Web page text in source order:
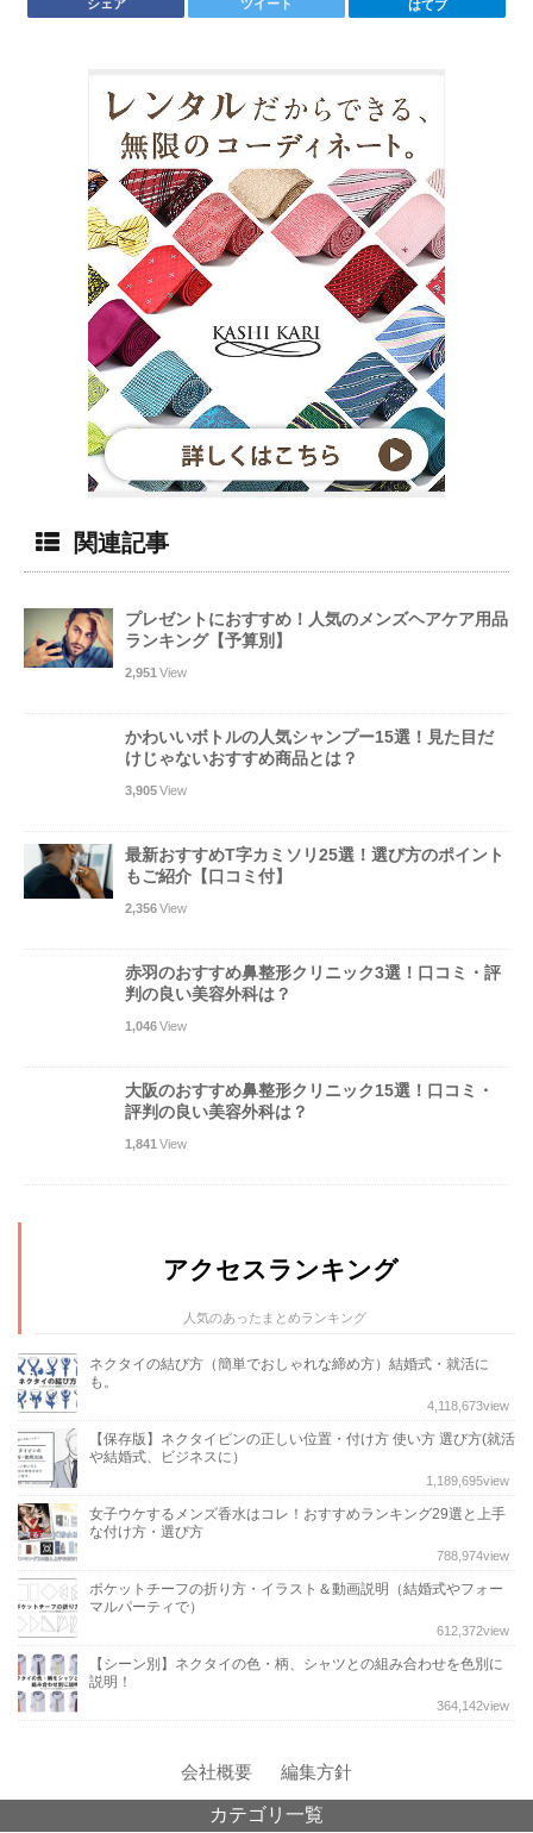
シェア ツイート はてブ
関連記事
プレゼントにおすすめ！人気のメンズヘアケア用品
ランキング【予算別】
2,951 View
かわいいボトルの人気シャンプー15選！見た目だ
けじゃないおすすめ商品とは？
3,905View
最新おすすめT字カミソリ25選！選び方のポイント
もご紹介【口コミ付】
2,356View
赤羽のおすすめ鼻整形クリニック3選！口コミ・評
判の良い美容外科は？
1,046View
大阪のおすすめ鼻整形クリニック15選！口コミ・
評判の良い美容外科は？
1,841 View
アクセスランキング
人気のあったまとめランキング
ネクタイの結び方（簡単でおしゃれな締め方）結婚式・就活に
も。
4,118,673view
【保存版】ネクタイピンの正しい位置・付け方 使い方 選び方(就活
や結婚式、ビジネスに）
1,189,695view
女子ウケするメンズ香水はコレ！おすすめランキング29選と上手
な付け方・選び方
788,974view
ポケットチーフの折り方・イラスト＆動画説明（結婚式やフォー
マルパーティで）
612,372view
【シーン別】ネクタイの色・柄、シャツとの組み合わせを色別に
説明！
364,142view
会社概要 編集方針
カテゴリ一覧